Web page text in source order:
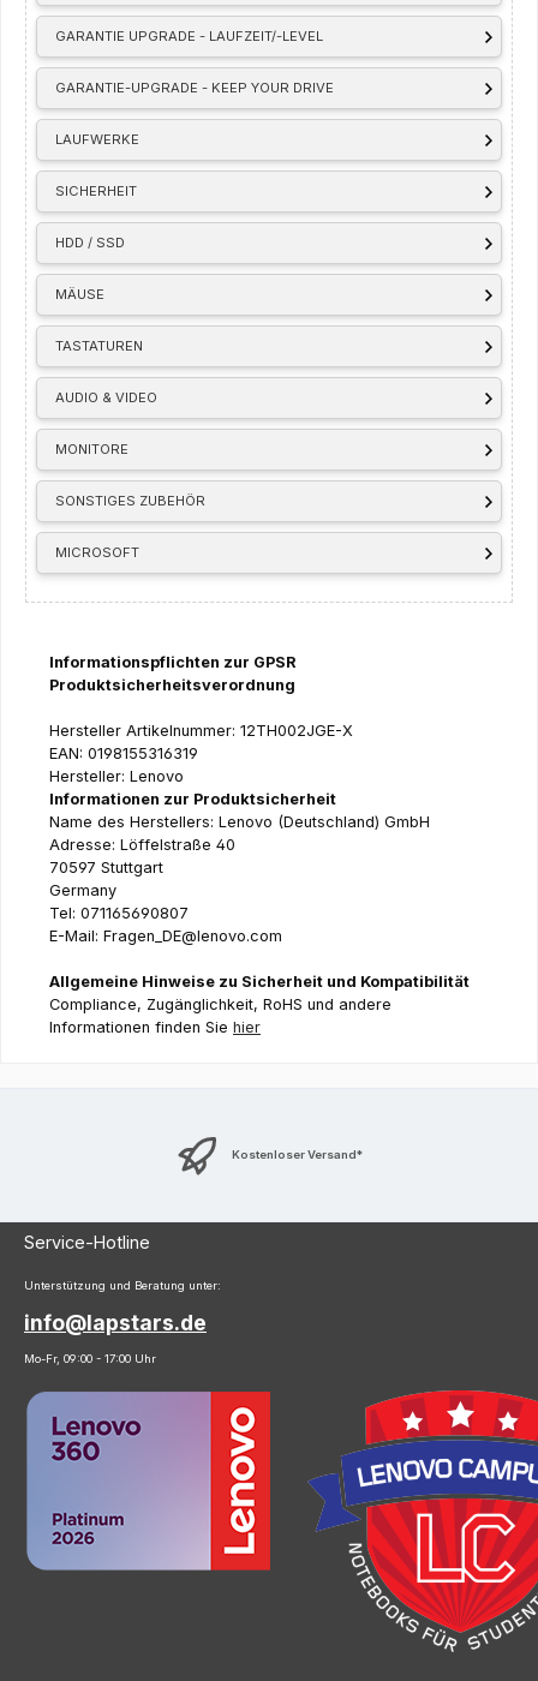
GARANTIE UPGRADE - LAUFZEIT/-LEVEL
GARANTIE-UPGRADE - KEEP YOUR DRIVE
LAUFWERKE
SICHERHEIT
HDD / SSD
MÄUSE
TASTATUREN
AUDIO & VIDEO
MONITORE
SONSTIGES ZUBEHÖR
MICROSOFT
Informationspflichten zur GPSR
Produktsicherheitsverordnung
Hersteller Artikelnummer: 12TH002JGE-X
EAN: 0198155316319
Hersteller: Lenovo
Informationen zur Produktsicherheit
Name des Herstellers: Lenovo (Deutschland) GmbH
Adresse: Löffelstraße 40
70597 Stuttgart
Germany
Tel: 071165690807
E-Mail: Fragen_DE@lenovo.com
Allgemeine Hinweise zu Sicherheit und Kompatibilität
Compliance, Zugänglichkeit, RoHS und andere
Informationen finden Sie hier
Kostenloser Versand*
Service-Hotline
Unterstützung und Beratung unter:
info@lapstars.de
Mo-Fr, 09:00 - 17:00 Uhr